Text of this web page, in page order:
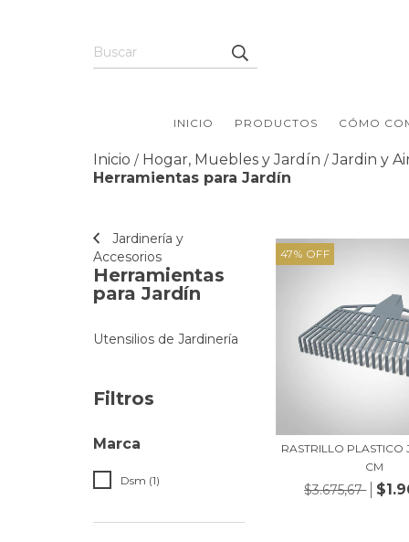
INICIO PRODUCTOS CÓMO
Inicio / Hogar, Muebles y Jardín / Jardin y
Herramientas para Jardín
Jardinería y
Accesorios
Herramientas
para Jardín
Utensilios de Jardinería
Filtros
Marca
Dsm (1)
47% OFF
RASTRILLO
CM
$3.675,67